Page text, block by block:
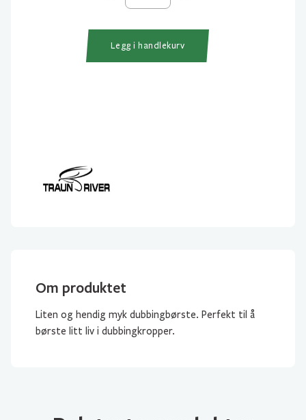
Dubbing
antall
Legg i handlekurv
Om produktet
Liten og hendig myk dubbingbørste. Perfekt til å
børste litt liv i dubbingkropper.